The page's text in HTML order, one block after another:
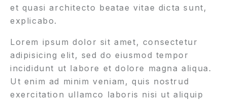
et quasi architecto beatae vitae dicta sunt,
explicabo.
Lorem ipsum dolor sit amet, consectetur
adipisicing elit, sed do eiusmod tempor
incididunt ut labore et dolore magna aliqua.
Ut enim ad minim veniam, quis nostrud
exercitation ullamco laboris nisi ut aliquip